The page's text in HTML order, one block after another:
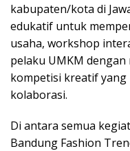
kabupaten/kota di
edukatif untuk
usaha, workshop
pelaku UMKM
kompetisi kreatif
kolaborasi.
Di antara semua
Bandung Fashion